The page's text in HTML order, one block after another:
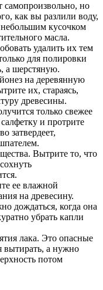
но
как вы разлили воду,
небольшим кусочком
масла.
удалить их тем
для полировки
а шерстяную.
на деревянную
их, стараясь,
древесины.
только свежее
и протрите
затвердеет,
Вытрите то, что
ее влажной
на древесину.
дождаться, когда она
убрать капли
лака. Это опасные
вытирать, а нужно
потом